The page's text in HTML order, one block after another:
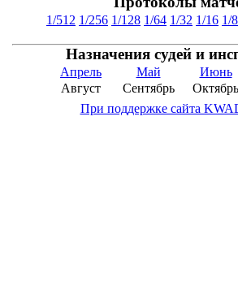
1/512 1/256 1/128 1/64 1/32 1/16 1/8
Назначения судей и
Апрель Май Июнь
Август
Сентябрь Октябрь
При поддержке сайта